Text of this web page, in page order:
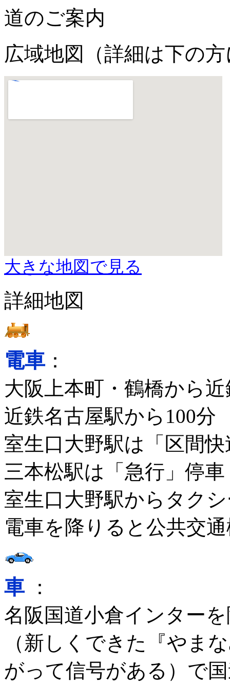
道のご案内
広域地図（詳細は下の
大きな地図で見る
詳細地図
電車 ：
大阪上本町・鶴橋から
近鉄名古屋駅から100分
室生口大野駅は「区間
三本松駅は「急行」停車
室生口大野駅からタク
電車を降りると公共交
車
：
名阪国道小倉インター
（新しくできた『やま
がって信号がある）で